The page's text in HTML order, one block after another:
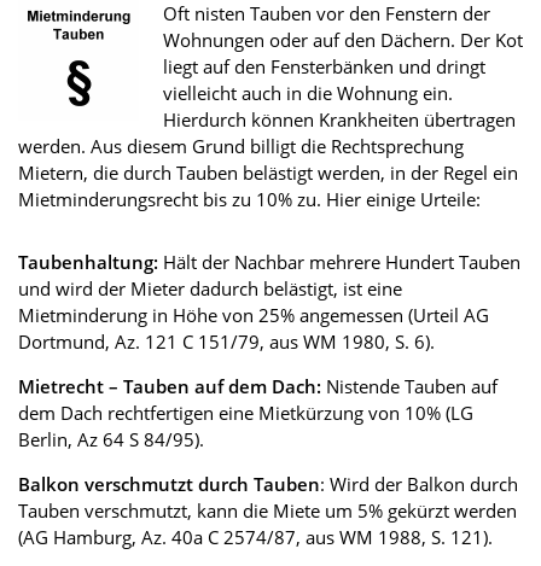
Oft nisten Tauben vor den Fenstern der
Wohnungen oder auf den Dächern. Der Kot
liegt auf den Fensterbänken und dringt
vielleicht auch in die Wohnung ein.
Hierdurch können Krankheiten übertragen
werden. Aus diesem Grund billigt die Rechtsprechung
Mietern, die durch Tauben belästigt werden, in der Regel ein
Mietminderungsrecht bis zu 10% zu. Hier einige Urteile:
Taubenhaltung: Hält der Nachbar mehrere Hundert Tauben
und wird der Mieter dadurch belästigt, ist eine
Mietminderung in Höhe von 25% angemessen (Urteil AG
Dortmund, Az. 121 C 151/79, aus WM 1980, S. 6).
Mietrecht – Tauben auf dem Dach: Nistende Tauben auf
dem Dach rechtfertigen eine Mietkürzung von 10% (LG
Berlin, Az 64 S 84/95).
Balkon verschmutzt durch Tauben: Wird der Balkon durch
Tauben verschmutzt, kann die Miete um 5% gekürzt werden
(AG Hamburg, Az. 40a C 2574/87, aus WM 1988, S. 121).